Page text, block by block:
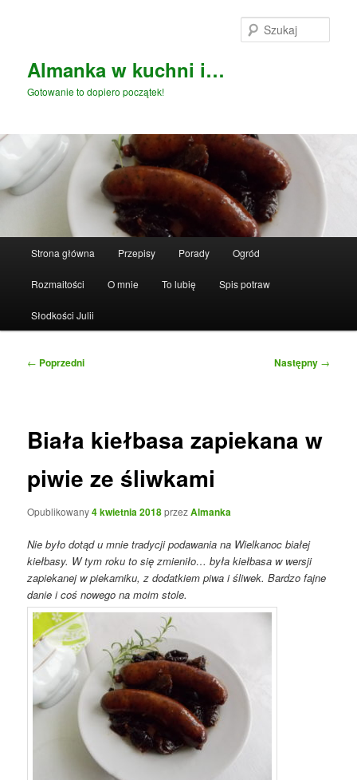
Almanka w kuchni i…
Gotowanie to dopiero początek!
Strona główna Przepisy Porady Ogród
Rozmaitości O mnie To lubię Spis potraw
Słodkości Julii
Nawigacja
← Poprzedni Następny →
Biała kiełbasa zapiekana w
piwie ze śliwkami
Opublikowany4 kwietnia 2018przezAlmanka
Nie było dotąd u mnie tradycji podawania na Wielkanoc białej
kiełbasy. W tym roku to się zmieniło… była kiełbasa w wersji
zapiekanej w piekarniku, z dodatkiem piwa i śliwek. Bardzo fajne
danie i coś nowego na moim stole.